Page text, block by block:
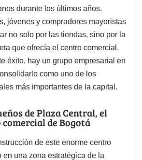
durante los últimos años.
jóvenes y compradores mayoristas
no solo por las tiendas, sino por la
que ofrecía el centro comercial.
éxito, hay un grupo empresarial en
como uno de los
más importantes de la capital.
de Plaza Central, el
de Bogotá
de este enorme centro
en una zona estratégica de la